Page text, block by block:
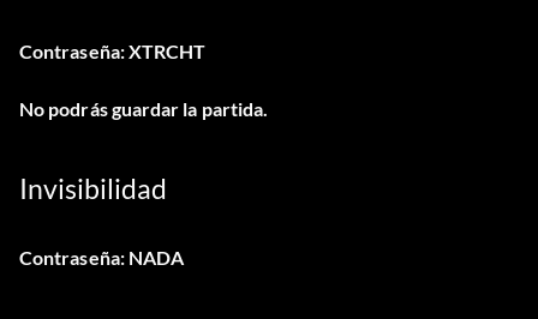
Contraseña: XTRCHT
No podrás guardar la partida.
Invisibilidad
Contraseña: NADA